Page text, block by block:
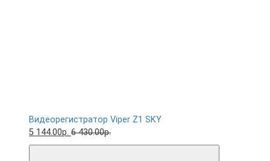
Видеорегистратор Viper Z1 SKY
5 144.00р. 6 430.00р.